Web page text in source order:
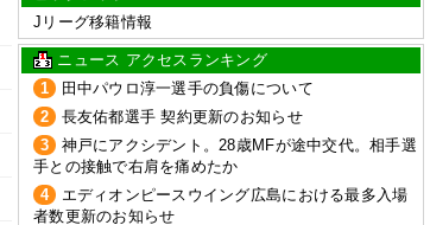
Jリーグ移籍情報
ニュース アクセスランキング
1
田中パウロ淳一選手の負傷について
2
長友佑都選手 契約更新のお知らせ
3
神戸にアクシデント。28歳MFが途中交代。相手選
手との接触で右肩を痛めたか
4
エディオンピースウイング広島における最多入場
者数更新のお知らせ